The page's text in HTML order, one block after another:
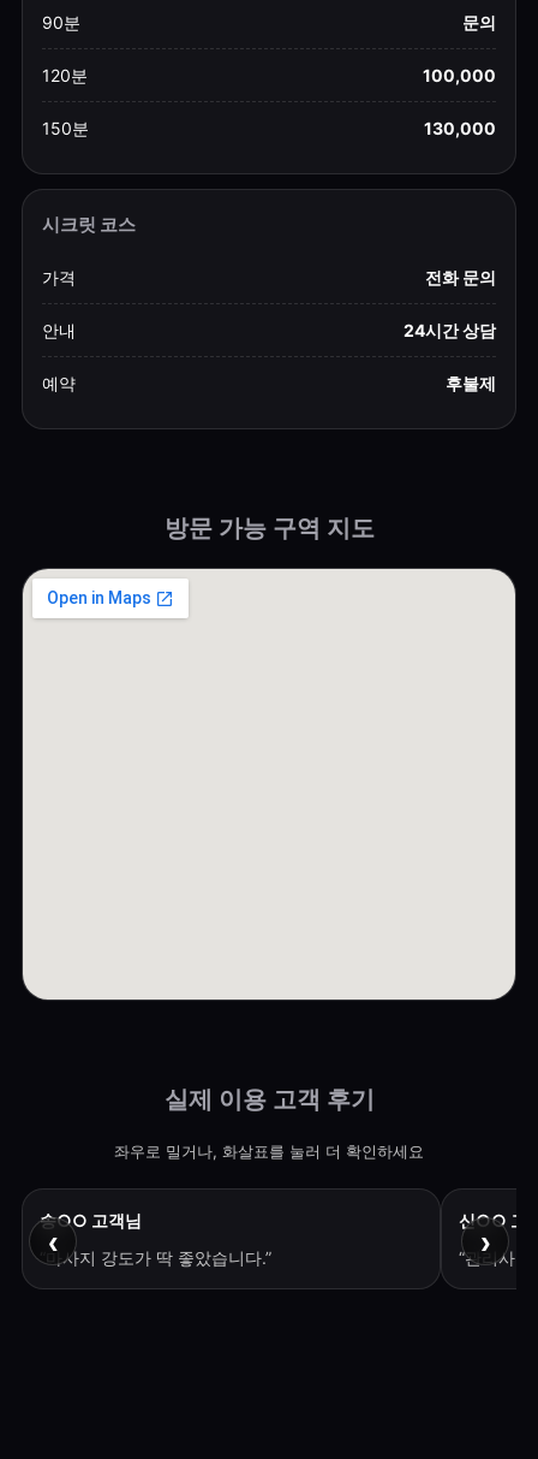
90분 문의
120분 100,000
150분 130,000
시크릿 코스
가격 전화 문의
안내 24시간 상담
예약 후불제
방문 가능 구역 지도
실제 이용 고객 후기
좌우로 밀거나, 화살표를 눌러 더 확인하세요
‹
송○○ 고객님
“마사지 강도가 딱 좋았습니다.”
신○○ 고
“관리사
›